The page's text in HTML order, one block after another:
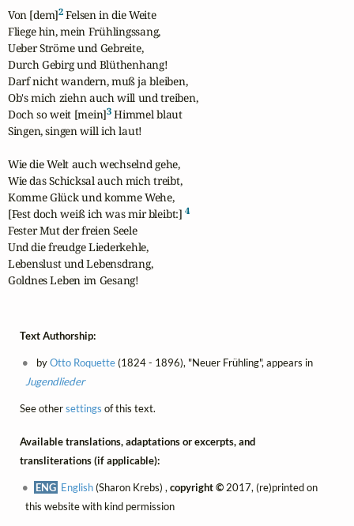
Von [dem]2 Felsen in die Weite
Fliege hin, mein Frühlingssang,
Ueber Ströme und Gebreite,
Durch Gebirg und Blüthenhang!
Darf nicht wandern, muß ja bleiben,
Ob's mich ziehn auch will und treiben,
Doch so weit [mein]3 Himmel blaut
Singen, singen will ich laut!
Wie die Welt auch wechselnd gehe,
Wie das Schicksal auch mich treibt,
Komme Glück und komme Wehe,
[Fest doch weiß ich was mir bleibt:] 4
Fester Mut der freien Seele
Und die freudge Liederkehle,
Lebenslust und Lebensdrang,
Goldnes Leben im Gesang!
Text Authorship:
byOtto Roquette(1824 - 1896), "Neuer Frühling", appears in
Jugendlieder
See othersettings of this text.
Available translations, adaptations or excerpts, and
transliterations (if applicable):
ENG English(Sharon Krebs) ,copyright © 2017, (re)printed on
this website with kind permission